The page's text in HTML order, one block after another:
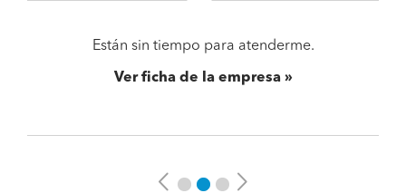
Están sin tiempo para atenderme.
Ver ficha de la empresa
Previous Next